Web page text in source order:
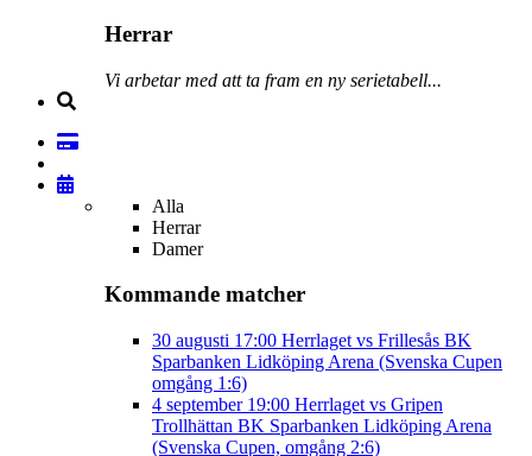
Herrar
Vi arbetar med att ta fram en ny serietabell...
Alla
Herrar
Damer
Kommande matcher
30 augusti 17:00 Herrlaget vs Frillesås BK
Sparbanken Lidköping Arena (Svenska Cupen
omgång 1:6)
4 september 19:00 Herrlaget vs Gripen
Trollhättan BK Sparbanken Lidköping Arena
(Svenska Cupen, omgång 2:6)